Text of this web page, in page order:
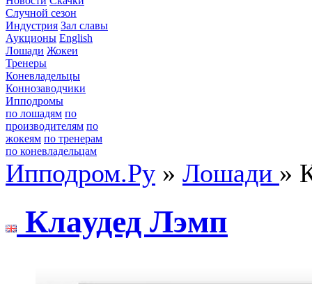
Случной сезон
Индустрия Зал славы
Аукционы English
Лошади Жокеи
Тренеры
Коневладельцы
Коннозаводчики
Ипподромы
по лошадям по
производителям по
жокеям по тренерам
по коневладельцам
Ипподром.Ру » Лошади »
Клaудед Лэмп